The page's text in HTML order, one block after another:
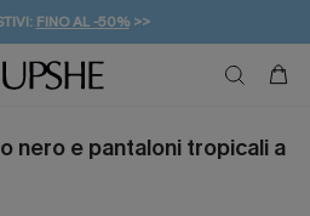
FINO AL -50%>>
GRATUITA DA 49€
I NUOVI: 20% DI SCONTO*
nero e pantaloni tropicali a